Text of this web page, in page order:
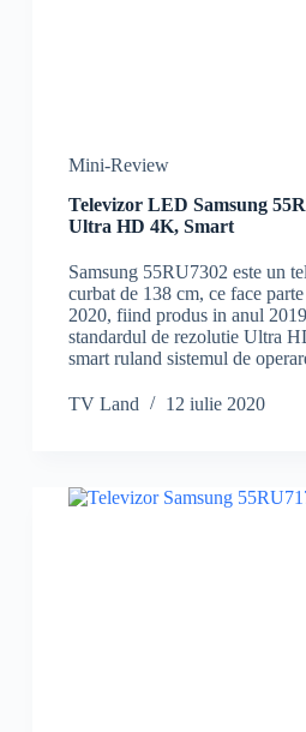
Mini-Review
Televizor LED Samsung
Ultra HD 4K, Smart
Samsung 55RU7302 este un
curbat de 138 cm, ce face
2020, fiind produs in anul
standardul de rezolutie Ultra
smart ruland sistemul de
TV Land 12 iulie 2020